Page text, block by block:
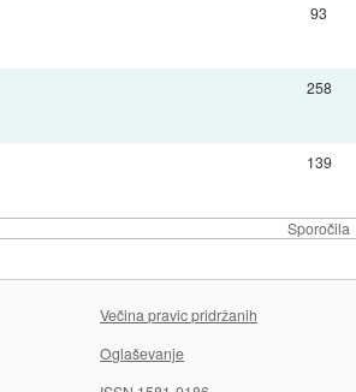
Sporočila
93
258
139
Večina pravic pridržanih
Oglaševanje